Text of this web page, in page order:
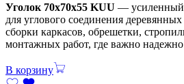
Уголок 70х70х55 KUU — усиленный
для углового соединения
сборки каркасов, обрешетки,
монтажных работ, где важно надежно
В корзину